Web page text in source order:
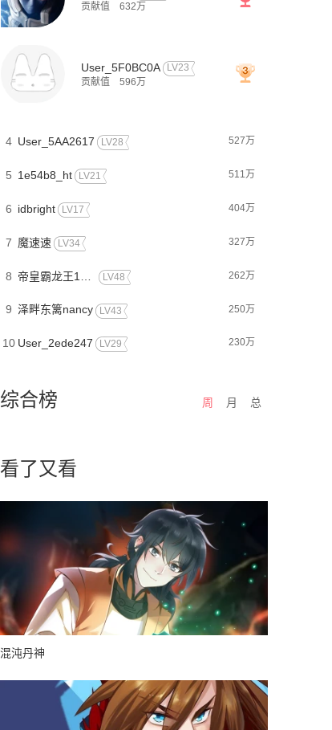
神级渔夫
贡献值
632万
User_5F0BC0A
LV23
贡献值
596万
4 User_5AA2617 LV28 527万
5 1e54b8_ht LV21 511万
6 idbright LV17 404万
7 魔速速 LV34 327万
8 帝皇霸龙王12369 LV48 262万
9 泽畔东篱nancy LV43 250万
10 User_2ede247 LV29 230万
综合榜 周 月 总
看了又看
混沌丹神